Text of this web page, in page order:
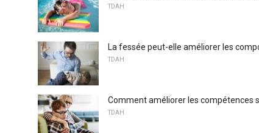
TDAH
La fessée peut-elle améliorer les
TDAH
Comment améliorer les compétences
TDAH